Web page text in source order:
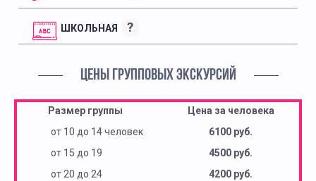
ШКОЛЬНАЯ ?
ЦЕНЫ ГРУППОВЫХ ЭКСКУРСИЙ
Размер группы
Цена за человека
от 10 до 14 человек
6100 руб.
от 15 до 19
4500 руб.
от 20 до 24
4200 руб.